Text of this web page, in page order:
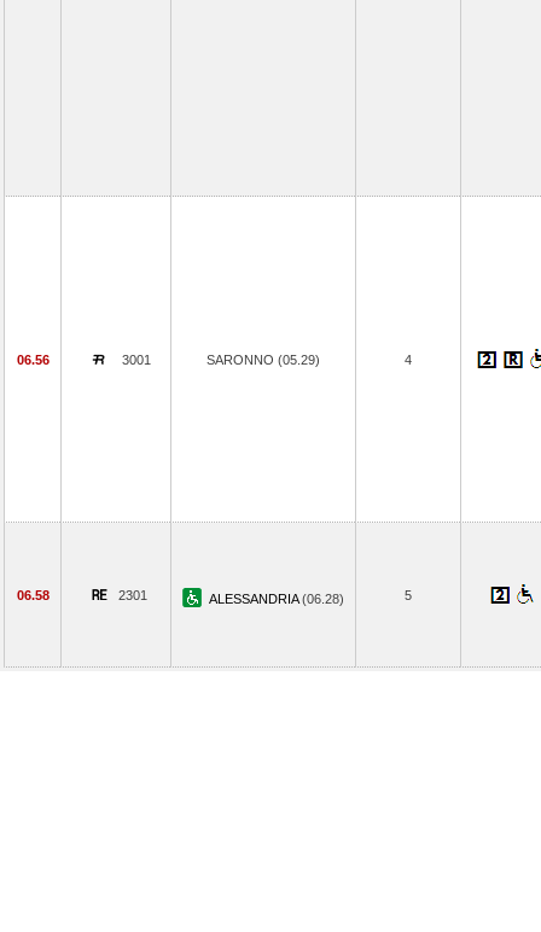
06.56 3001 SARONNO (05.29) 4
06.58 2301 ALESSANDRIA(06.28) 5